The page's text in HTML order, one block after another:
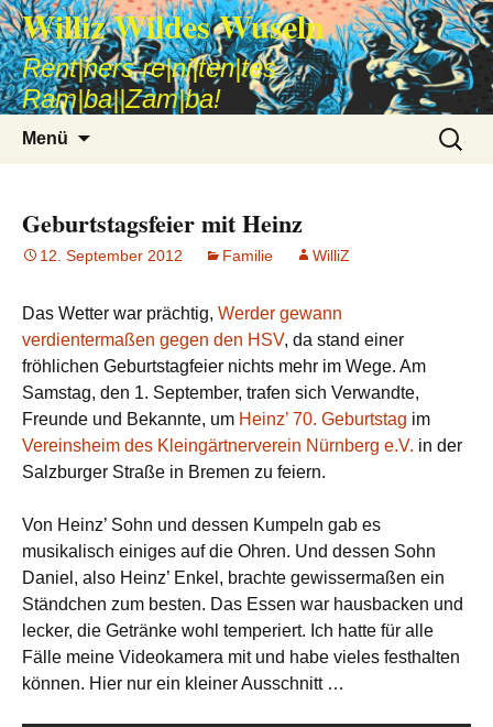
Williz Wildes Wuseln
Rent|ners re|ni|ten|tes
Ram|ba||Zam|ba!
Menü
Suche
nach:
Geburtstagsfeier mit Heinz
12. September 2012 Familie WilliZ
Das Wetter war prächtig, Werder gewann
verdientermaßen gegen den HSV, da stand einer
fröhlichen Geburtstagfeier nichts mehr im Wege. Am
Samstag, den 1. September, trafen sich Verwandte,
Freunde und Bekannte, um Heinz’ 70. Geburtstag im
Vereinsheim des Kleingärtnerverein Nürnberg e.V. in der
Salzburger Straße in Bremen zu feiern.
Von Heinz’ Sohn und dessen Kumpeln gab es
musikalisch einiges auf die Ohren. Und dessen Sohn
Daniel, also Heinz’ Enkel, brachte gewissermaßen ein
Ständchen zum besten. Das Essen war hausbacken und
lecker, die Getränke wohl temperiert. Ich hatte für alle
Fälle meine Videokamera mit und habe vieles festhalten
können. Hier nur ein kleiner Ausschnitt …